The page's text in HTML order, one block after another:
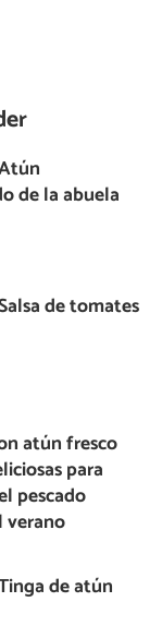
de la abuela
de tomates
atún fresco
para
pescado
verano
de atún